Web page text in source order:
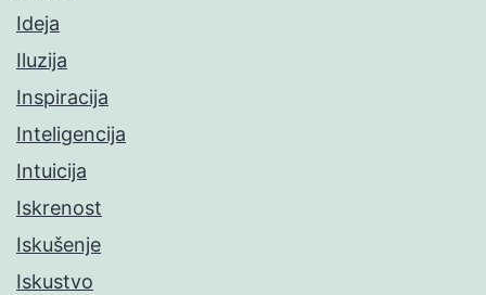
Ideja
Iluzija
Inspiracija
Inteligencija
Intuicija
Iskrenost
Iskušenje
Iskustvo